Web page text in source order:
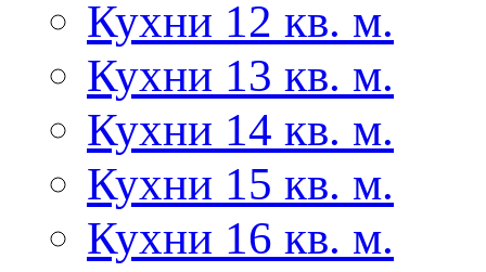
Кухни 12 кв. м.
Кухни 13 кв. м.
Кухни 14 кв. м.
Кухни 15 кв. м.
Кухни 16 кв. м.